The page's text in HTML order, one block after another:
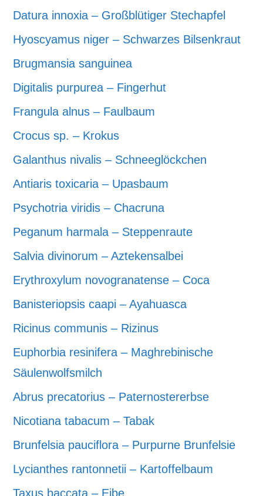
Datura innoxia – Großblütiger Stechapfel
Hyoscyamus niger – Schwarzes Bilsenkraut
Brugmansia sanguinea
Digitalis purpurea – Fingerhut
Frangula alnus – Faulbaum
Crocus sp. – Krokus
Galanthus nivalis – Schneeglöckchen
Antiaris toxicaria – Upasbaum
Psychotria viridis – Chacruna
Peganum harmala – Steppenraute
Salvia divinorum – Aztekensalbei
Erythroxylum novogranatense – Coca
Banisteriopsis caapi – Ayahuasca
Ricinus communis – Rizinus
Euphorbia resinifera – Maghrebinische
Säulenwolfsmilch
Abrus precatorius – Paternostererbse
Nicotiana tabacum – Tabak
Brunfelsia pauciflora – Purpurne Brunfelsie
Lycianthes rantonnetii – Kartoffelbaum
Taxus baccata – Eibe